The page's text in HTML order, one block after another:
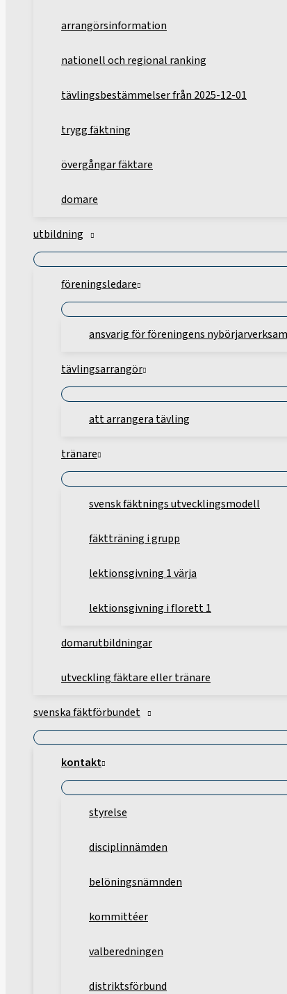
arrangörsinformation
nationell och regional ranking
tävlingsbestämmelser från 2025-12-01
trygg fäktning
övergångar fäktare
domare
utbildning
föreningsledare
ansvarig för föreningens
tävlingsarrangör
att arrangera tävling
tränare
svensk fäktnings utvecklingsmodell
fäktträning i grupp
lektionsgivning 1 värja
lektionsgivning i florett 1
domarutbildningar
utveckling fäktare eller tränare
svenska fäktförbundet
kontakt
styrelse
disciplinnämden
belöningsnämnden
kommittéer
valberedningen
distriktsförbund